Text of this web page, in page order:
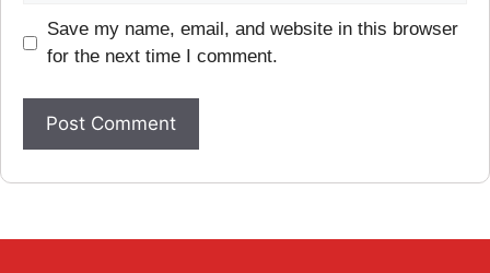
Save my name, email, and website in this browser
for the next time I comment.